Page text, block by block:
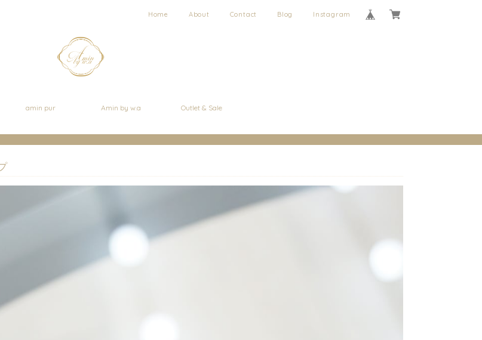
Home About Contact Blog Instagram
amin pur Amin by w.a Outlet & Sale